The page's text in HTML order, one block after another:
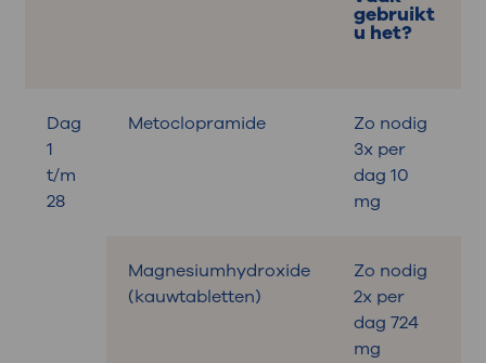
gebruikt
u het?
Dag
1
t/m
28
Metoclopramide
Zo nodig
3x per
dag 10
mg
Magnesiumhydroxide
(kauwtabletten)
Zo nodig
2x per
dag 724
mg